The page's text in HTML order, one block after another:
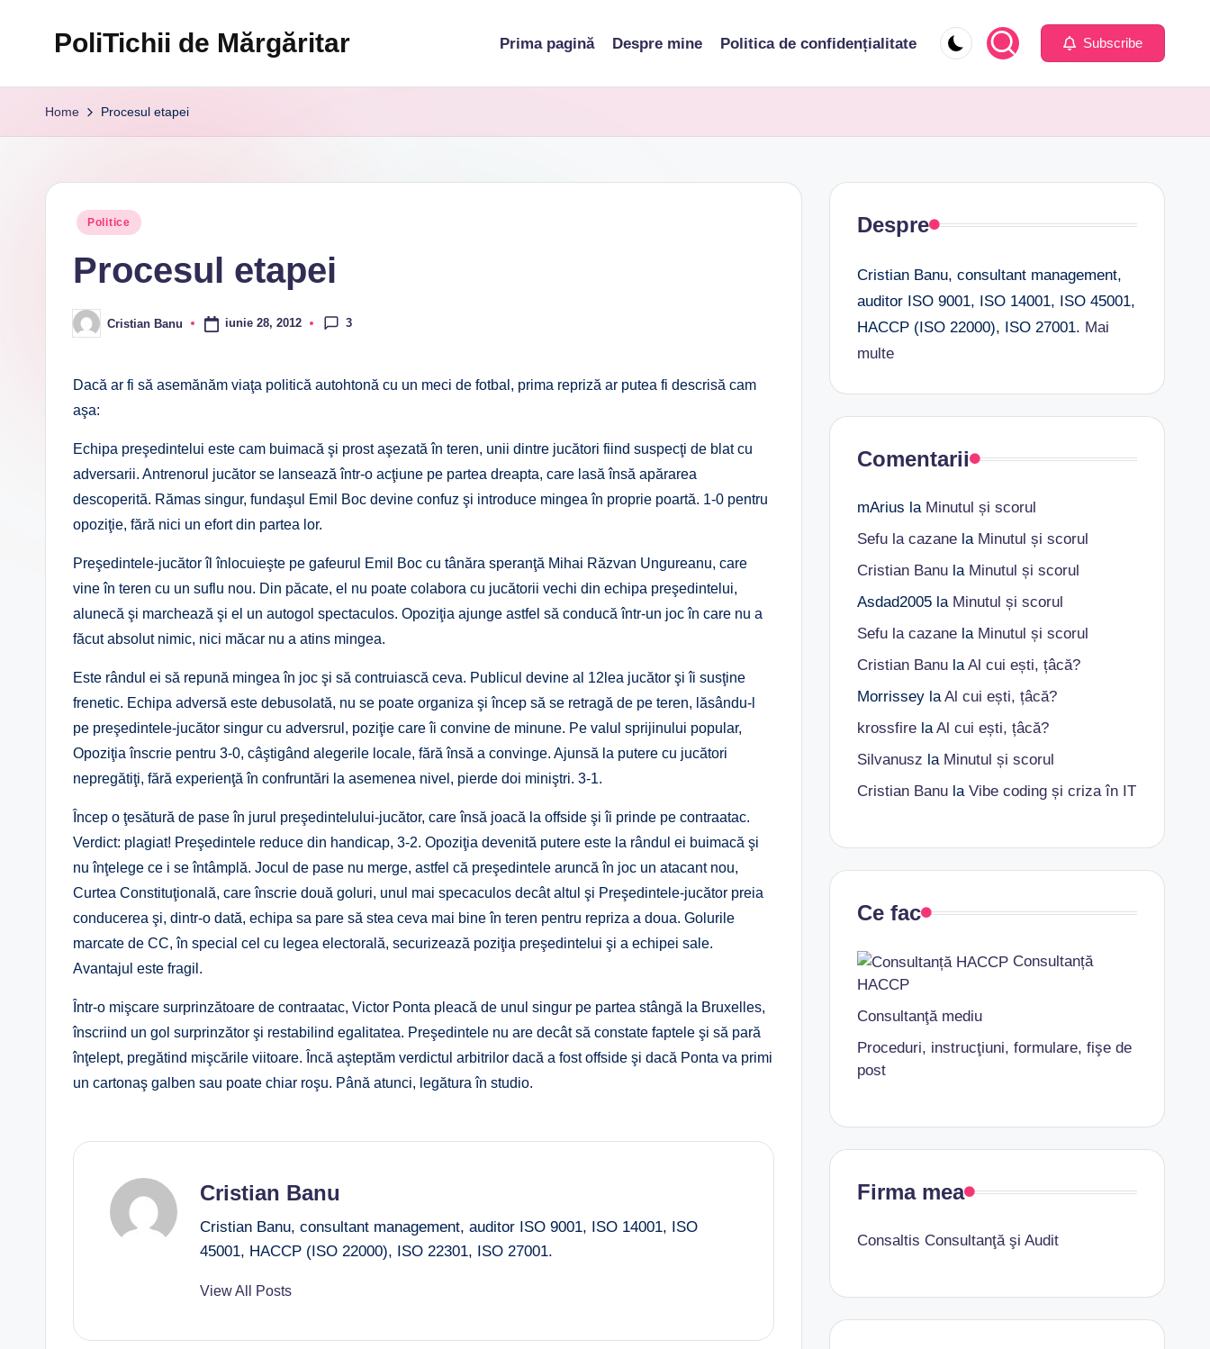
PoliTichii de Mărgăritar Prima pagină Despre mine Politica de confidențialitate Subscribe
Home Procesul etapei
Posted
Politice
Procesul etapei
Posted
by
Cristian Banu iunie 28, 2012 3
Dacă ar fi să asemănăm viaţa politică autohtonă cu un meci de fotbal, prima repriză ar putea fi descrisă cam
aşa:
Echipa preşedintelui este cam buimacă şi prost aşezată în teren, unii dintre jucători fiind suspecţi de blat cu
adversarii. Antrenorul jucător se lansează într-o acţiune pe partea dreapta, care lasă însă apărarea
descoperită. Rămas singur, fundaşul Emil Boc devine confuz şi introduce mingea în proprie poartă. 1-0 pentru
opoziţie, fără nici un efort din partea lor.
Preşedintele-jucător îl înlocuieşte pe gafeurul Emil Boc cu tânăra speranţă Mihai Răzvan Ungureanu, care
vine în teren cu un suflu nou. Din păcate, el nu poate colabora cu jucătorii vechi din echipa preşedintelui,
alunecă şi marchează şi el un autogol spectaculos. Opoziţia ajunge astfel să conducă într-un joc în care nu a
făcut absolut nimic, nici măcar nu a atins mingea.
Este rândul ei să repună mingea în joc şi să contruiască ceva. Publicul devine al 12lea jucător şi îi susţine
frenetic. Echipa adversă este debusolată, nu se poate organiza şi încep să se retragă de pe teren, lăsându-l
pe preşedintele-jucător singur cu adversrul, poziţie care îi convine de minune. Pe valul sprijinului popular,
Opoziţia înscrie pentru 3-0, câştigând alegerile locale, fără însă a convinge. Ajunsă la putere cu jucători
nepregătiţi, fără experienţă în confruntări la asemenea nivel, pierde doi miniştri. 3-1.
Încep o ţesătură de pase în jurul preşedintelului-jucător, care însă joacă la offside şi îi prinde pe contraatac.
Verdict: plagiat! Preşedintele reduce din handicap, 3-2. Opoziţia devenită putere este la rândul ei buimacă şi
nu înţelege ce i se întâmplă. Jocul de pase nu merge, astfel că preşedintele aruncă în joc un atacant nou,
Curtea Constituţională, care înscrie două goluri, unul mai specaculos decât altul şi Preşedintele-jucător preia
conducerea şi, dintr-o dată, echipa sa pare să stea ceva mai bine în teren pentru repriza a doua. Golurile
marcate de CC, în special cel cu legea electorală, securizează poziţia preşedintelui şi a echipei sale.
Avantajul este fragil.
Într-o mişcare surprinzătoare de contraatac, Victor Ponta pleacă de unul singur pe partea stângă la Bruxelles,
înscriind un gol surprinzător şi restabilind egalitatea. Preşedintele nu are decât să constate faptele şi să pară
înţelept, pregătind mişcările viitoare. Încă aşteptăm verdictul arbitrilor dacă a fost offside şi dacă Ponta va primi
un cartonaş galben sau poate chiar roşu. Până atunci, legătura în studio.
Cristian Banu
Cristian Banu, consultant management, auditor ISO 9001, ISO 14001, ISO
45001, HACCP (ISO 22000), ISO 22301, ISO 27001.
View All Posts
Despre
Cristian Banu, consultant management,
auditor ISO 9001, ISO 14001, ISO 45001,
HACCP (ISO 22000), ISO 27001. Mai
multe
Comentarii
mArius la Minutul și scorul
Sefu la cazanela Minutul și scorul
Cristian Banula Minutul și scorul
Asdad2005la Minutul și scorul
Sefu la cazanela Minutul și scorul
Cristian BanulaAl cui ești, țâcă?
MorrisseylaAl cui ești, țâcă?
krossfirelaAl cui ești, țâcă?
Silvanusz la Minutul și scorul
Cristian Banula Vibe coding și criza în IT
Ce fac
Consultanță
HACCP
Consultanţă mediu
Proceduri, instrucţiuni, formulare, fişe de
post
Firma mea
Consaltis Consultanţă şi Audit